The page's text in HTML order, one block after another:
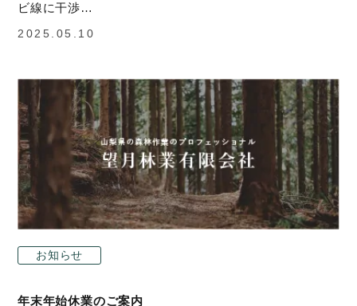
ビ線に干渉…
2025.05.10
お知らせ
年末年始休業のご案内